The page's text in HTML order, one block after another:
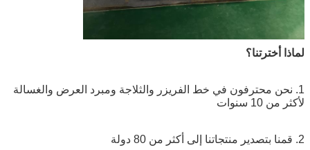
لماذا أخترتنا؟
1. نحن محترفون في خط الفريزر والثلاجة ومبرد العرض والغسالة
لأكثر من 10 سنوات
2. قمنا بتصدير منتجاتنا إلى أكثر من 80 دولة